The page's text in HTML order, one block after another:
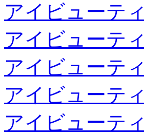
アイビューテ
アイビューテ
アイビューテ
アイビューテ
アイビューテ